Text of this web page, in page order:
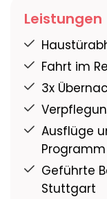
Leistungen
Fahrt im
3x
Ausflüge
Programm
Geführte
Stuttgart